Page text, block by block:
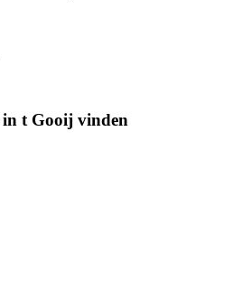
in t Gooij vinden